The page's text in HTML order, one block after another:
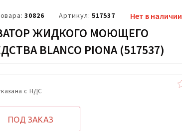
30826 Артикул: 517537 Нет в наличии
ЖИДКОГО МОЮЩЕГО
BLANCO PIONA (517537)
с НДС
ПОД ЗАКАЗ